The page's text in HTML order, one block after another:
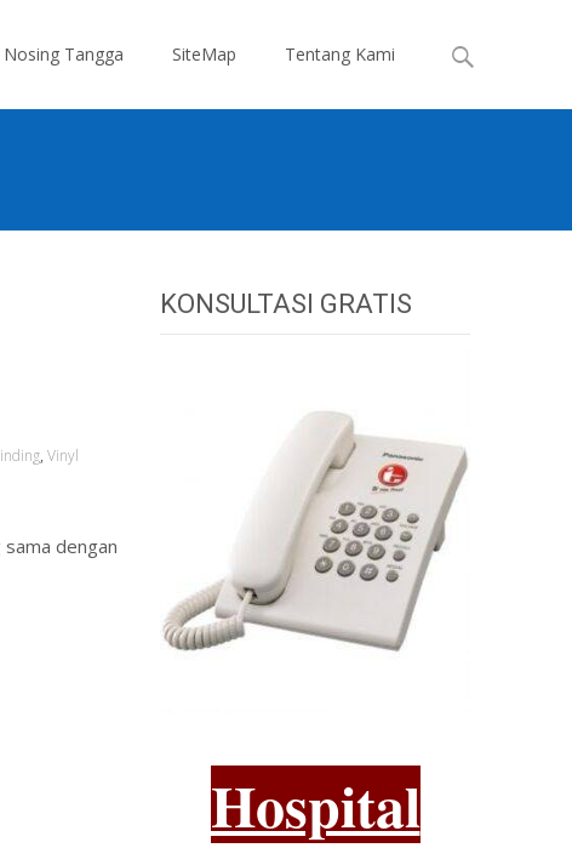
Nosing Tangga SiteMap Tentang Kami
Search
, Vinyl
sama dengan
KONSULTASI GRATIS
Hospital